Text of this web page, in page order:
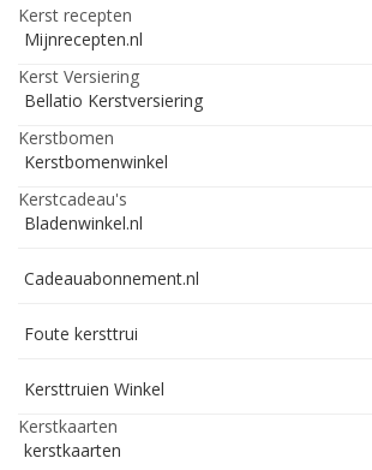
Kerst recepten
Mijnrecepten.nl
Kerst Versiering
Bellatio Kerstversiering
Kerstbomen
Kerstbomenwinkel
Kerstcadeau's
Bladenwinkel.nl
Cadeauabonnement.nl
Foute kersttrui
Kersttruien Winkel
Kerstkaarten
kerstkaarten